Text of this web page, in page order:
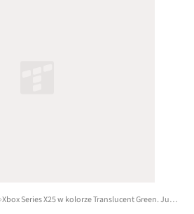
Xbox Series X25 w kolorze Translucent Green. Już ostrzę na nią zęby